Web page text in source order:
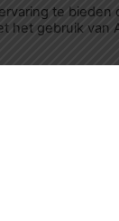
te
gebruik van